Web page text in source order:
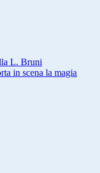
L. Bruni
in scena la magia